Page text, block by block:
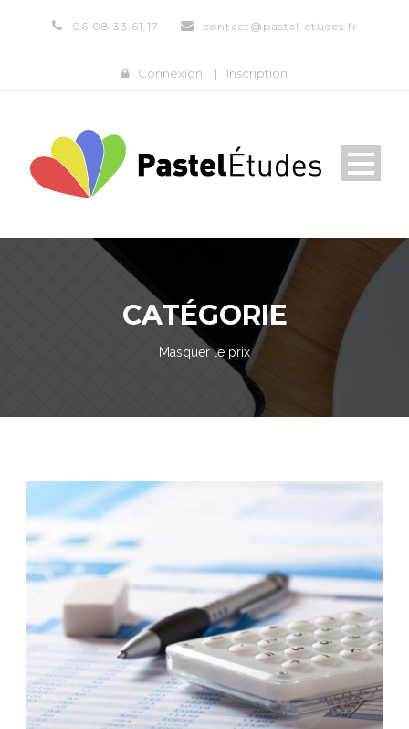
06 08 33 61 17 contact@pastel-etudes.fr
Connexion | Inscription
CATÉGORIE
Masquer le prix